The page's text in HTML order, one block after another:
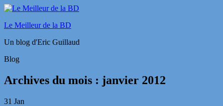
Le Meilleur de la BD
Un blog d'Eric Guillaud
Blog
Archives du mois : janvier 2012
31 Jan